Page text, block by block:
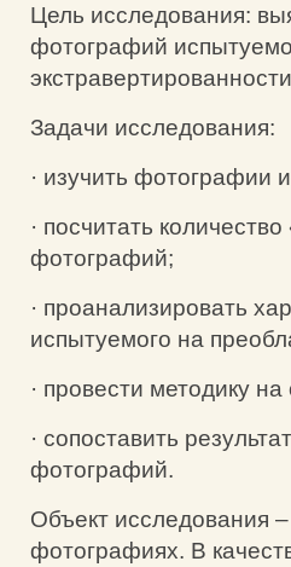
Цель исследования:
фотографий
Задачи исследования:
· изучить фотографии
· посчитать
фотографий;
· проанализировать
испытуемого на
· провести методику
· сопоставить
фотографий.
Объект исследования
фотографиях. В